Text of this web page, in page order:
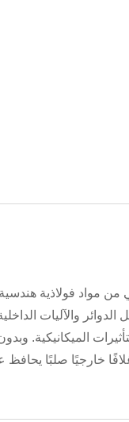
فولاذية
الدوائر والآليات
الميكانيكية.
خارجيًا صلبًا